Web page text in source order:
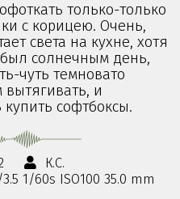
только-только
с корицею. Очень,
света на кухне, хотя
солнечным день,
чуть темновато
и
софтбоксы.
К.С.
1/60s ISO100 35.0 mm